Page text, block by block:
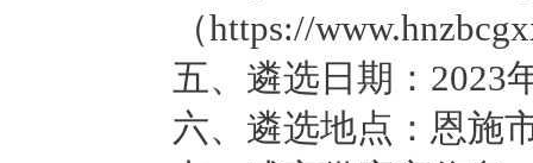
（https://
五、遴选日期：2023
六、遴选地点：恩施